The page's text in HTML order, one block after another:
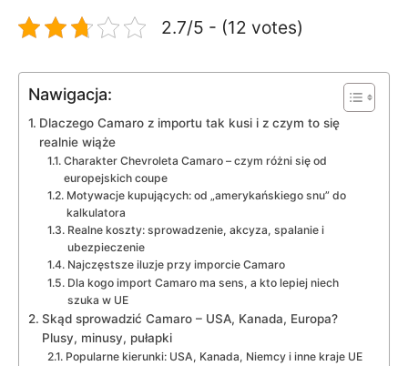
2.7/5 - (12 votes)
Nawigacja:
Dlaczego Camaro z importu tak kusi i z czym to się
realnie wiąże
Charakter Chevroleta Camaro – czym różni się od
europejskich coupe
Motywacje kupujących: od „amerykańskiego snu” do
kalkulatora
Realne koszty: sprowadzenie, akcyza, spalanie i
ubezpieczenie
Najczęstsze iluzje przy imporcie Camaro
Dla kogo import Camaro ma sens, a kto lepiej niech
szuka w UE
Skąd sprowadzić Camaro – USA, Kanada, Europa?
Plusy, minusy, pułapki
Popularne kierunki: USA, Kanada, Niemcy i inne kraje UE